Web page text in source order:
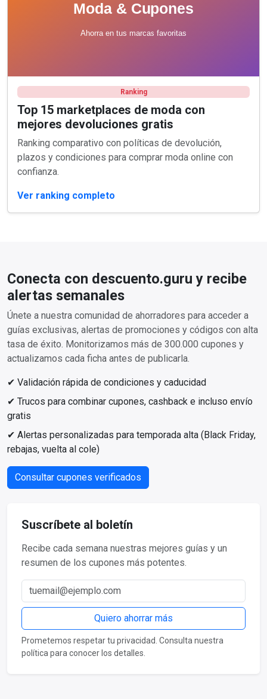
Ranking
Top 15 marketplaces de moda con
mejores devoluciones gratis
Ranking comparativo con políticas de devolución,
plazos y condiciones para comprar moda online con
confianza.
Ver ranking completo
Conecta con descuento.guru y recibe
alertas semanales
Únete a nuestra comunidad de ahorradores para acceder a
guías exclusivas, alertas de promociones y códigos con alta
tasa de éxito. Monitorizamos más de 300.000 cupones y
actualizamos cada ficha antes de publicarla.
✔ Validación rápida de condiciones y caducidad
✔ Trucos para combinar cupones, cashback e incluso envío
gratis
✔ Alertas personalizadas para temporada alta (Black Friday,
rebajas, vuelta al cole)
Consultar cupones verificados
Suscríbete al boletín
Recibe cada semana nuestras mejores guías y un
resumen de los cupones más potentes.
Correo electrónico
Quiero ahorrar más
Prometemos respetar tu privacidad. Consulta nuestra
política para conocer los detalles.